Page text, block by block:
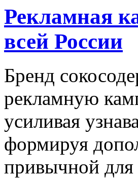
Рекламная
всей России
Бренд
рекламную
усиливая
формируя
привычной для